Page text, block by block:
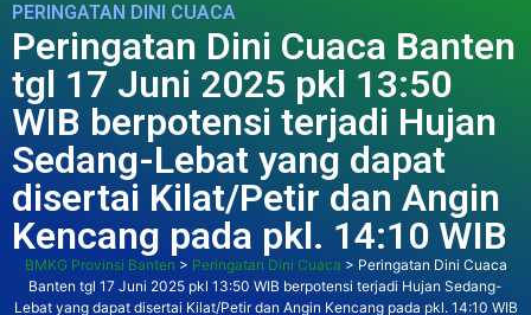
PERINGATAN DINI CUACA
Peringatan Dini Cuaca Banten
tgl 17 Juni 2025 pkl 13:50
WIB berpotensi terjadi Hujan
Sedang-Lebat yang dapat
disertai Kilat/Petir dan Angin
Kencang pada pkl. 14:10 WIB
BMKG Provinsi Banten > Peringatan Dini Cuaca > Peringatan Dini Cuaca
Banten tgl 17 Juni 2025 pkl 13:50 WIB berpotensi terjadi Hujan Sedang-
Lebat yang dapat disertai Kilat/Petir dan Angin Kencang pada pkl. 14:10 WIB